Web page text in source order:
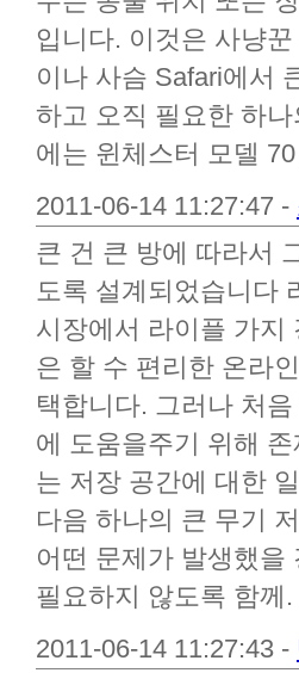
입니다. 이것은 사냥
이나 사슴 Safari에서
하고 오직 필요한 하
에는 윈체스터 모델
2011-06-14 11:27:47 -
큰 건 큰 방에 따라서
도록 설계되었습니다
시장에서 라이플 가지
은 할 수 편리한 온라
택합니다. 그러나 처
에 도움을주기 위해
는 저장 공간에 대한
다음 하나의 큰 무기
어떤 문제가 발생했을
필요하지 않도록 함께.
2011-06-14 11:27:43 -